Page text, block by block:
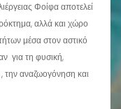
Φοίφα αποτελεί
αλλά και χώρο
μέσα στον αστικό
για τη φυσική,
την αναζωογόνηση και